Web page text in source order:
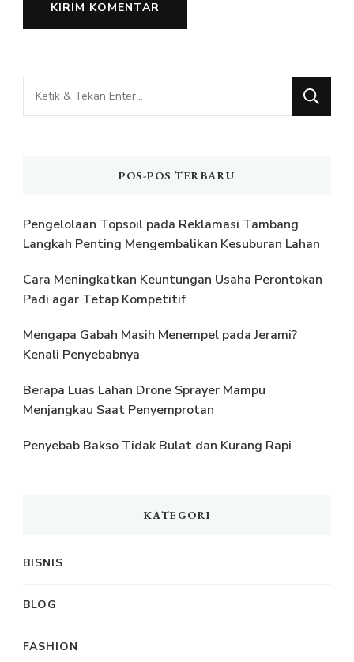
Mencari
Sesuatu?
POS-POS TERBARU
Pengelolaan Topsoil pada Reklamasi Tambang
Langkah Penting Mengembalikan Kesuburan Lahan
Cara Meningkatkan Keuntungan Usaha Perontokan
Padi agar Tetap Kompetitif
Mengapa Gabah Masih Menempel pada Jerami?
Kenali Penyebabnya
Berapa Luas Lahan Drone Sprayer Mampu
Menjangkau Saat Penyemprotan
Penyebab Bakso Tidak Bulat dan Kurang Rapi
KATEGORI
BISNIS
BLOG
FASHION